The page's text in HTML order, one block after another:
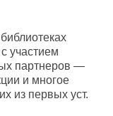
участием
партнеров —
и многое
из первых уст.